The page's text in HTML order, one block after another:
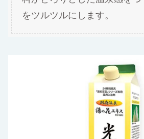
をツルツルにします。